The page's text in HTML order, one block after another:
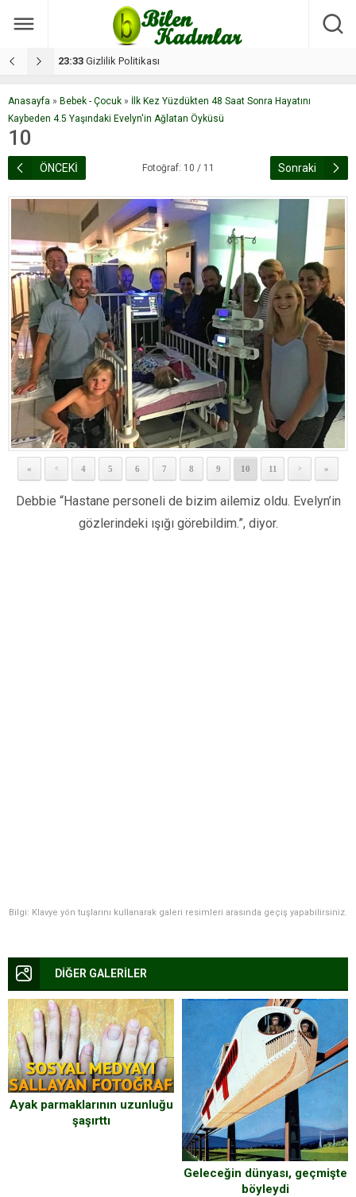
17:08 Dilan, düğününe 5 gün kala hayatını kaybetti
Anasayfa » Bebek - Çocuk » İlk Kez Yüzdükten 48 Saat Sonra Hayatını
Kaybeden 4.5 Yaşındaki Evelyn'in Ağlatan Öyküsü
10
ÖNCEKİ Fotoğraf: 10 / 11 Sonraki
« < 4 5 6 7 8 9 10 11 > »
Debbie “Hastane personeli de bizim ailemiz oldu. Evelyn’in
gözlerindeki ışığı görebildim.”, diyor.
Bilgi: Klavye yön tuşlarını kullanarak galeri resimleri arasında geçiş yapabilirsiniz.
DİĞER GALERİLER
Ayak parmaklarının uzunluğu
şaşırttı
Geleceğin dünyası, geçmişte
böyleydi